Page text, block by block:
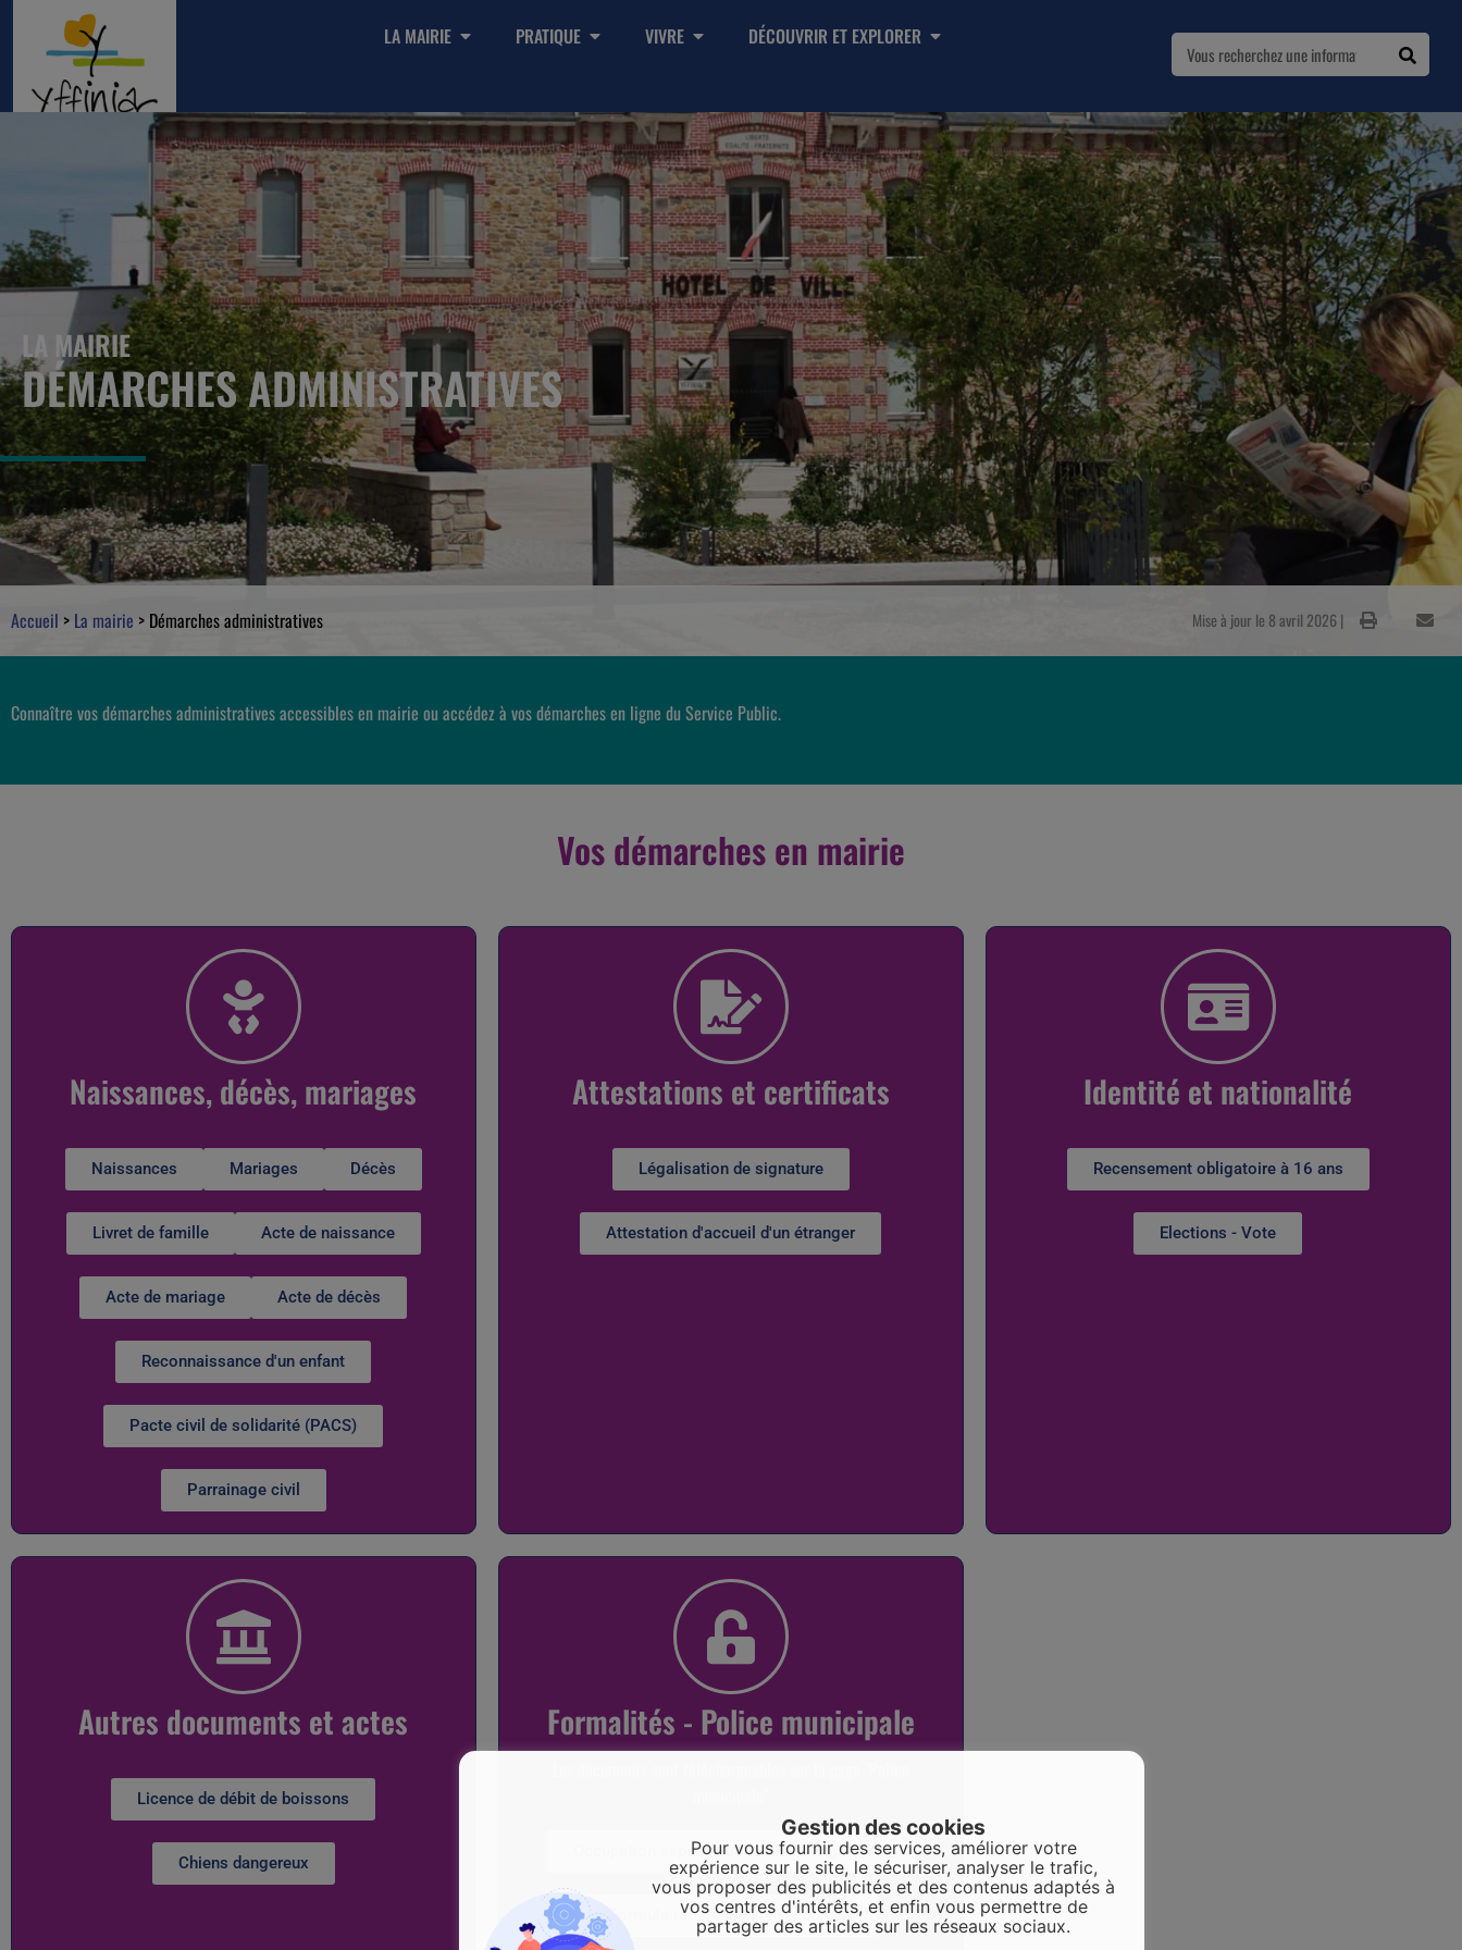
LA MAIRIE PRATIQUE VIVRE DÉCOUVRIR ET EXPLORER
LA MAIRIE
DÉMARCHES ADMINISTRATIVES
Accueil > La mairie > Démarches administratives Mise à jour le 8 avril 2026 |
Connaître vos démarches administratives accessibles en mairie ou accédez à vos démarches en ligne du Service Public.
Vos démarches en mairie
Naissances, décès, mariages
Naissances Mariages Décès
Livret de famille Acte de naissance
Acte de mariage Acte de décès
Reconnaissance d'un enfant
Pacte civil de solidarité (PACS)
Parrainage civil
Attestations et certificats
Légalisation de signature
Attestation d'accueil d'un étranger
Identité et nationalité
Recensement obligatoire à 16 ans
Elections - Vote
Autres documents et actes
Licence de débit de boissons
Chiens dangereux
Formalités - Police municipale
Occupation espace public (déménagement)
Formulaire "Tranquilité vacances"
Gestion des cookies
Pour vous fournir des services, améliorer votre
expérience sur le site, le sécuriser, analyser le trafic,
vous proposer des publicités et des contenus adaptés à
vos centres d'intérêts, et enfin vous permettre de
partager des articles sur les réseaux sociaux.